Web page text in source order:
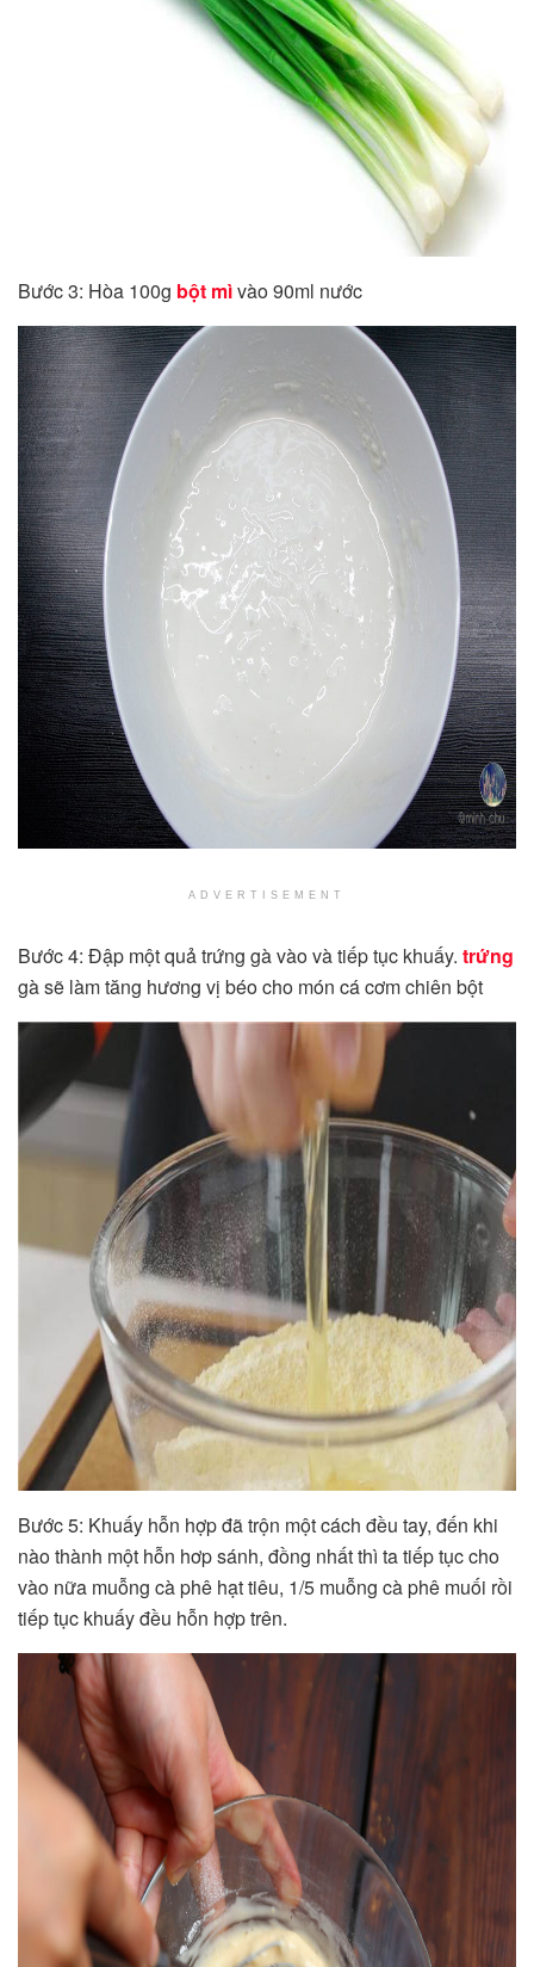
Bước 3: Hòa 100g bột mìvào 90ml nước
ADVERTISEMENT
Bước 4: Đập một quả trứng gà vào và tiếp tục khuấy. trứng
gà sẽ làm tăng hương vị béo cho món cá cơm chiên bột
Bước 5: Khuấy hỗn hợp đã trộn một cách đều tay, đến khi
nào thành một hỗn hơp sánh, đồng nhất thì ta tiếp tục cho
vào nữa muỗng cà phê hạt tiêu, 1/5 muỗng cà phê muối rồi
tiếp tục khuấy đều hỗn hợp trên.